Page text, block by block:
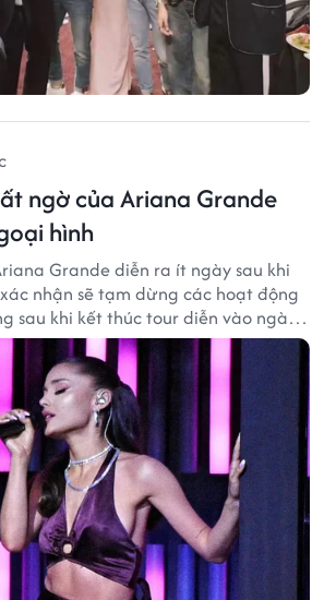
ngờ của Ariana Grande
hình
Grande diễn ra ít ngày sau khi
nhận sẽ tạm dừng các hoạt động
sau khi kết thúc tour diễn vào ngày